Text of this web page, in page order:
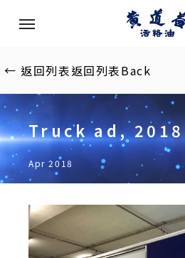
content
Menu
← 返回列表返回列表Back
Truck ad, 2018
Apr 2018